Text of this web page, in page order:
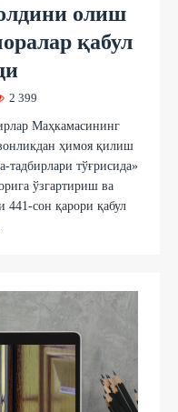
олиш
қабул
2 399
Маҳкамасининг
ҳимоя қилиш
тўғрисида»
ўзгартириш ва
сон қарори қабул